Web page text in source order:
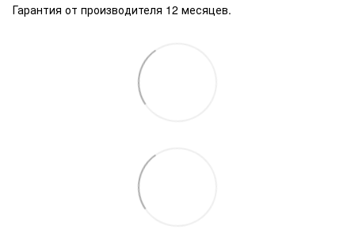
Гарантия от производителя 12 месяцев.